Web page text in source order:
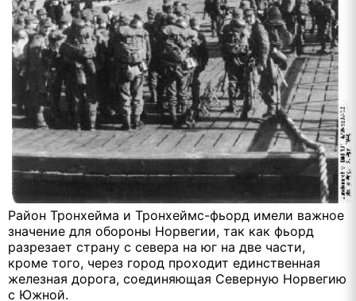
Район Тронхейма и Тронхеймс-фьорд имели важное
значение для обороны Норвегии, так как фьорд
разрезает страну с севера на юг на две части,
кроме того, через город проходит единственная
железная дорога, соединяющая Северную Норвегию
с Южной.